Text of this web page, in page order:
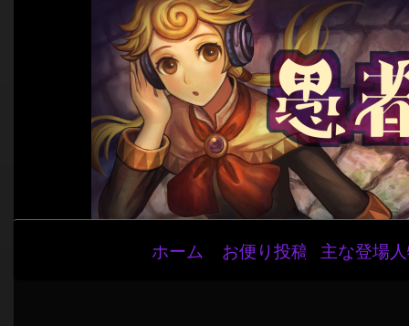
ホーム お便り投稿 主な登場